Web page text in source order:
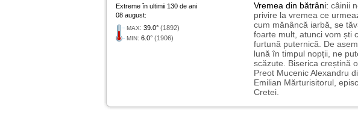
Extreme în ultimii 130 de ani
08 august:
MAX: 39.0° (1892)
MIN: 6.0° (1906)
Vremea din bătrâni: câinii
privire la vremea ce
cum mănâncă iarbă, se
foarte mult, atunci vom ști
furtună puternică. De
lună în timpul nopții, ne
scăzute. Biserica creștină
Preot Mucenic Alexandru
Emilian Mărturisitorul,
Cretei.